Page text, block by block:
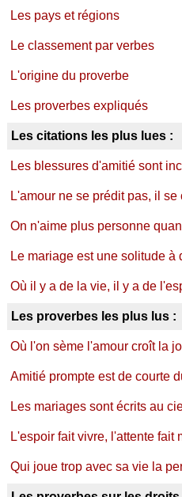
Les pays et régions
Le classement par verbes
L'origine du proverbe
Les proverbes expliqués
Les citations les plus lues :
Les blessures d'amitié sont
L'amour ne se prédit pas, il se
On n'aime plus personne
Le mariage est une solitude à
Où il y a de la vie, il y a de
Les proverbes les plus lus :
Où l'on sème l'amour croît la
Amitié prompte est de courte
Les mariages sont écrits au
L'espoir fait vivre, l'attente fait
Qui joue trop avec sa vie la